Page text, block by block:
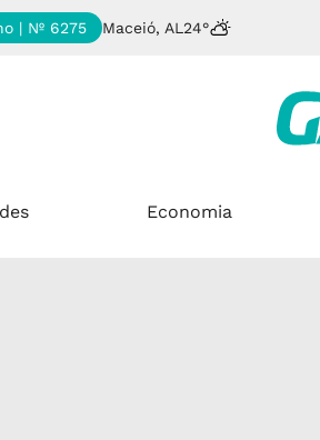
| Nº 6275 Maceió, AL 24°
Economia